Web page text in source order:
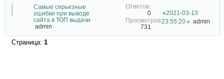
Самые серьезные
ошибки при выводе
сайта в ТОП выдачи
admin
0
731
2021-03-13
23:55:20
admin
Страница: 1